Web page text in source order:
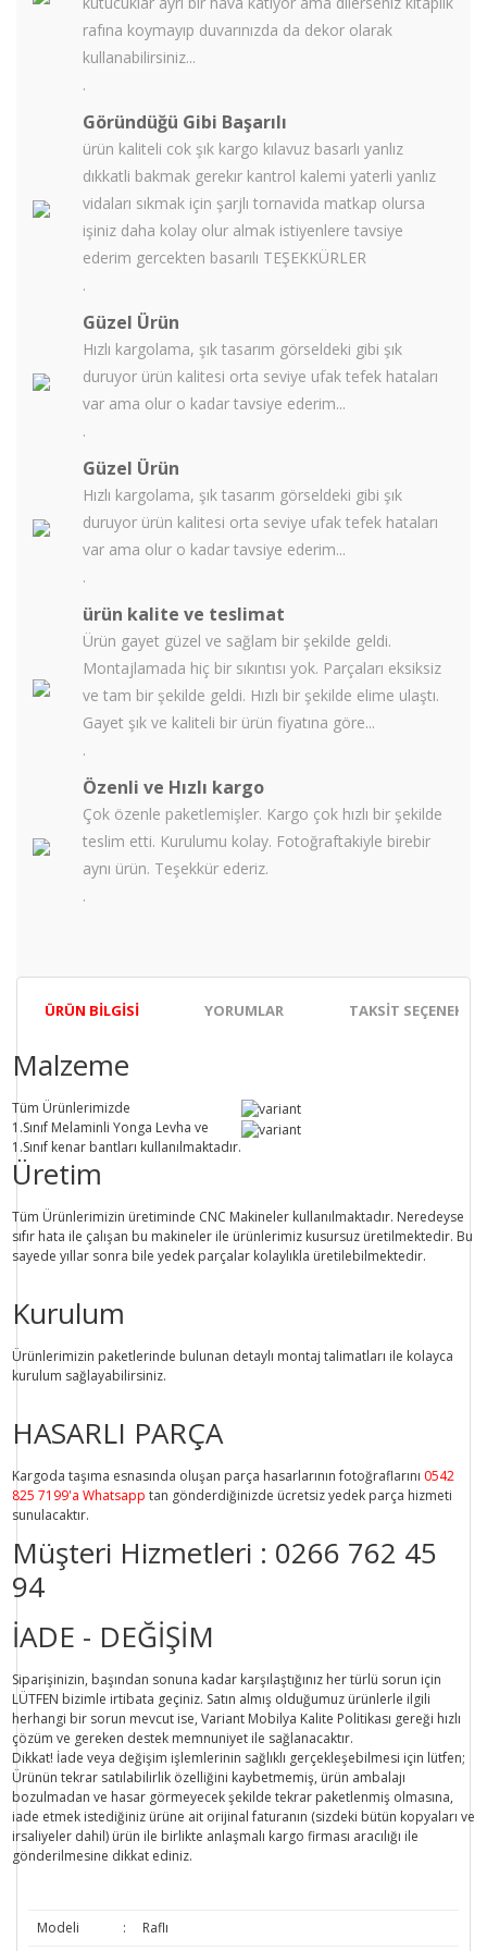
rafına koymayıp duvarınızda da dekor olarak
kullanabilirsiniz...
.
Göründüğü Gibi Başarılı
ürün kaliteli cok şık kargo kılavuz basarlı yanlız
dıkkatli bakmak gerekır kantrol kalemi yaterli yanlız
vidaları sıkmak için şarjlı tornavida matkap olursa
işiniz daha kolay olur almak istiyenlere tavsiye
ederim gercekten basarılı TEŞEKKÜRLER
.
Güzel Ürün
Hızlı kargolama, şık tasarım görseldeki gibi şık
duruyor ürün kalitesi orta seviye ufak tefek hataları
var ama olur o kadar tavsiye ederim...
.
Güzel Ürün
Hızlı kargolama, şık tasarım görseldeki gibi şık
duruyor ürün kalitesi orta seviye ufak tefek hataları
var ama olur o kadar tavsiye ederim...
.
ürün kalite ve teslimat
Ürün gayet güzel ve sağlam bir şekilde geldi.
Montajlamada hiç bir sıkıntısı yok. Parçaları eksiksiz
ve tam bir şekilde geldi. Hızlı bir şekilde elime ulaştı.
Gayet şık ve kaliteli bir ürün fiyatına göre...
.
Özenli ve Hızlı kargo
Çok özenle paketlemişler. Kargo çok hızlı bir şekilde
teslim etti. Kurulumu kolay. Fotoğraftakiyle birebir
aynı ürün. Teşekkür ederiz.
.
ÜRÜN BILGISI YORUMLAR TAKSIT
Malzeme
Tüm Ürünlerimizde
1.Sınıf Melaminli Yonga Levha ve
1.Sınıf kenar bantları kullanılmaktadır.
Üretim
Tüm Ürünlerimizin üretiminde CNC Makineler kullanılmaktadır. Neredeyse
sıfır hata ile çalışan bu makineler ile ürünlerimiz kusursuz üretilmektedir. Bu
sayede yıllar sonra bile yedek parçalar kolaylıkla üretilebilmektedir.
Kurulum
Ürünlerimizin paketlerinde bulunan detaylı montaj talimatları ile kolayca
kurulum sağlayabilirsiniz.
HASARLI PARÇA
Kargoda taşıma esnasında oluşan parça hasarlarının fotoğraflarını 0542
825 7199'a Whatsapp tan gönderdiğinizde ücretsiz yedek parça hizmeti
sunulacaktır.
Müşteri Hizmetleri : 0266 762 45
94
İADE - DEĞİŞİM
Siparişinizin, başından sonuna kadar karşılaştığınız her türlü sorun için
LÜTFEN bizimle irtibata geçiniz. Satın almış olduğumuz ürünlerle ilgili
herhangi bir sorun mevcut ise, Variant Mobilya Kalite Politikası gereği hızlı
çözüm ve gereken destek memnuniyet ile sağlanacaktır.
Dikkat! İade veya değişim işlemlerinin sağlıklı gerçekleşebilmesi için lütfen;
Ürünün tekrar satılabilirlik özelliğini kaybetmemiş, ürün ambalajı
bozulmadan ve hasar görmeyecek şekilde tekrar paketlenmiş olmasına,
iade etmek istediğiniz ürüne ait orijinal faturanın (sizdeki bütün kopyaları ve
irsaliyeler dahil) ürün ile birlikte anlaşmalı kargo firması aracılığı ile
gönderilmesine dikkat ediniz.
Modeli :
Raflı